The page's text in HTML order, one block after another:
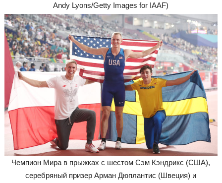
Andy Lyons/Getty Images for IAAF)
Чемпион Мира в прыжках с шестом Сэм Кэндрикс (США),
серебряный призер Арман Дюплантис (Швеция) и